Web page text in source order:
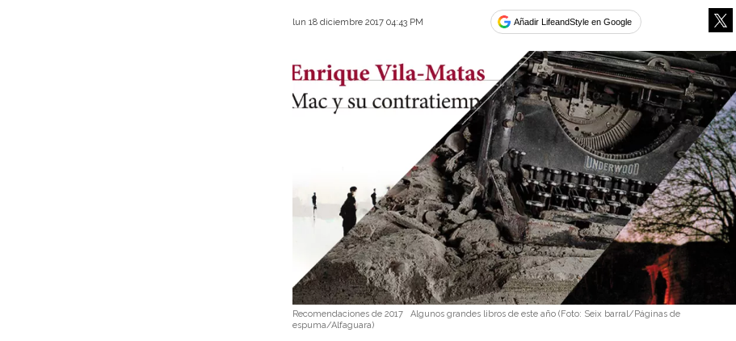
lun 18 diciembre 2017 04:43 PM Añadir LifeandStyle en Google
Recomendaciones de 2017 Algunos grandes libros de este año (Foto: Seix barral/Páginas de
espuma/Alfaguara)